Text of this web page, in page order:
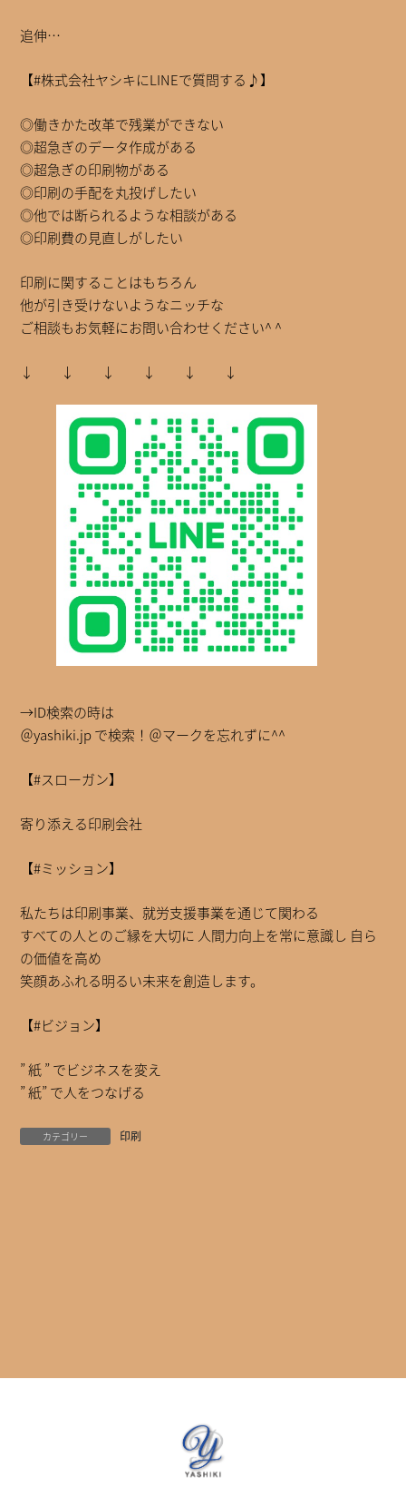
追伸…
【#株式会社ヤシキにLINEで質問する♪】
◎働きかた改革で残業ができない
◎超急ぎのデータ作成がある
◎超急ぎの印刷物がある
◎印刷の手配を丸投げしたい
◎他では断られるような相談がある
◎印刷費の見直しがしたい
印刷に関することはもちろん
他が引き受けないようなニッチな
ご相談もお気軽にお問い合わせください^ ^
↓ ↓ ↓ ↓ ↓ ↓
→ID検索の時は
＠yashiki.jp で検索！＠マークを忘れずに^^
【#スローガン】
寄り添える印刷会社
【#ミッション】
私たちは印刷事業、就労支援事業を通じて関わる
すべての人とのご縁を大切に 人間力向上を常に意識し 自ら
の価値を高め
笑顔あふれる明るい未来を創造します。
【#ビジョン】
” 紙 ” でビジネスを変え
” 紙” で人をつなげる
カテゴリー 印刷